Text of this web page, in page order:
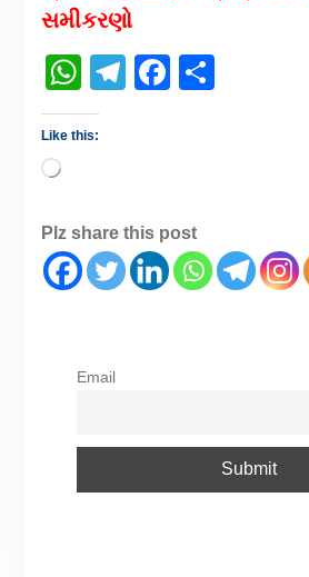
સમીકરણો
WhatsApp
Telegram
Facebook
Like this:
Plz share this post
Email